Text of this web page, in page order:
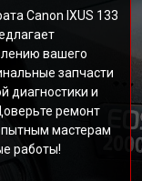
Canon IXUS 133
вашего
запчасти
диагностики и
ремонт
мастерам
работы!